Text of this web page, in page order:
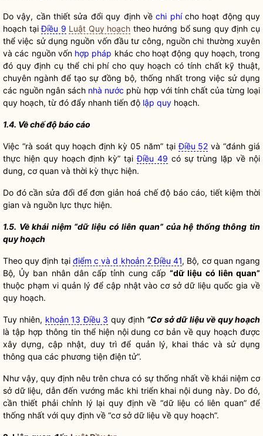
Do vậy, cần thiết sửa đổi quy định vềchi phícho hoạt động quy
hoạch tạiĐiều 9 Luật Quy hoạch theo hướng bổ sung quy định cụ
thể việc sử dụng nguồn vốn đầu tư công, nguồn chi thường xuyên
và các nguồn vốn hợp pháp khác cho hoạt động quy hoạch, trong
đó quy định cụ thể chi phícho quy hoạch có tính chất kỹ thuật,
chuyên ngành để tạo sự đồng bộ, thống nhất trong việc sử dụng
các nguồn ngân sách nhà nước phù hợp với tính chất của từng loại
quy hoạch, từ đó đẩy nhanh tiến độ lập quy hoạch.
1.4. Về chế độ báo cáo
Việc “rà soát quy hoạch định kỳ 05 năm” tạiĐiều 52 và “đánh giá
thực hiện quy hoạch định kỳ” tạiĐiều 49 có sự trùng lặp về nội
dung, cơ quan và thời kỳ thực hiện.
Do đó cần sửa đổi để đơn giản hoá chế độ báo cáo, tiết kiệm thời
gian và nguồn lực thực hiện.
1.5. Về khái niệm “dữ liệu có liên quan” của hệ thống thông tin
quy hoạch
Theo quy định tại điểm c và d khoản 2 Điều 41, Bộ, cơ quan ngang
Bộ, Ủy ban nhân dân cấp tỉnh cung cấp“dữ liệu có liên quan”
thuộc phạm vi quản lý để cập nhật vào cơ sở dữ liệu quốc gia về
quy hoạch.
Tuy nhiên, khoản 13 Điều 3 quy định “Cơ sở dữ liệu về quy hoạch
là tập hợp thông tin thể hiện nội dung cơ bản về quy hoạch được
xây dựng, cập nhật, duy trì để quản lý, khai thác và sử dụng
thông qua các phương tiện điện tử”.
Như vậy, quy định nêu trên chưa có sự thống nhất về khái niệm cơ
sở dữ liệu, dẫn đến vướng mắc khi triển khai nội dung này. Do đó,
cần thiết phải chỉnh lý lại quy định về “dữ liệu có liên quan” để
thống nhất với quy định về “cơ sở dữ liệu về quy hoạch”.